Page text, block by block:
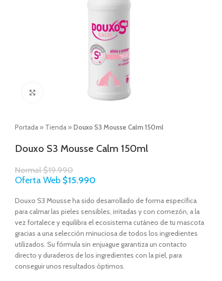
Portada » Tienda » Douxo S3 Mousse Calm 150ml
Douxo S3 Mousse Calm 150ml
Normal$19.990
Oferta Web $15.990
Douxo S3 Mousse ha sido desarrollado de forma específica
para calmar las pieles sensibles, irritadas y con comezón, a la
vez fortalece y equilibra el ecosistema cutáneo de tu mascota
gracias a una selección minuciosa de todos los ingredientes
utilizados. Su fórmula sin enjuague garantiza un contacto
directo y duraderos de los ingredientes con la piel, para
conseguir unos resultados óptimos.